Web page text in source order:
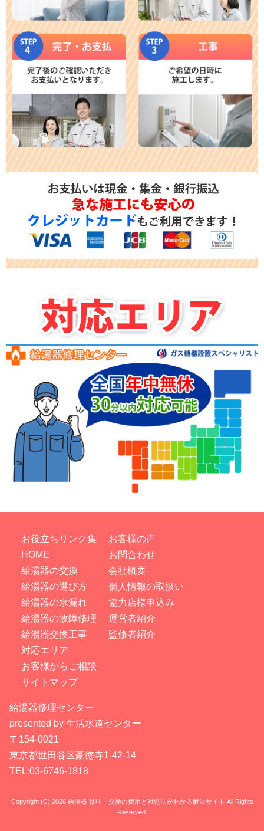
お役立ちリンク集
HOME
給湯器の交換
給湯器の選び方
給湯器の水漏れ
給湯器の故障修理
給湯器交換工事
対応エリア
お客様からご相談
サイトマップ
お客様の声
お問合わせ
会社概要
個人情報の取扱い
協力店様申込み
運営者紹介
監修者紹介
給湯器修理センター
presented by 生活水道センター
〒154-0021
東京都世田谷区豪徳寺1-42-14
TEL:03-6746-1818
Copyright (C) 2026 給湯器 修理・交換の費用と対処法がわかる解決サイト All Rights
Reserved.